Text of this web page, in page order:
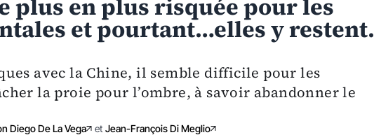
plus en plus risquée pour les
et pourtant…elles y restent.
avec la Chine, il semble difficile pour les
la proie pour l’ombre, à savoir abandonner le
Diego De La Vega et Jean-François Di Meglio